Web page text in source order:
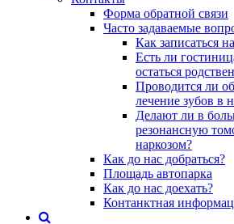
Форма обратной связи
Часто задаваемые
Как записаться
Есть ли
остаться
Проводится ли
лечение зубов в
Делают ли в
резонансную
наркозом?
Как до нас добраться?
Площадь автопарка
Как до нас доехать?
Контанктная